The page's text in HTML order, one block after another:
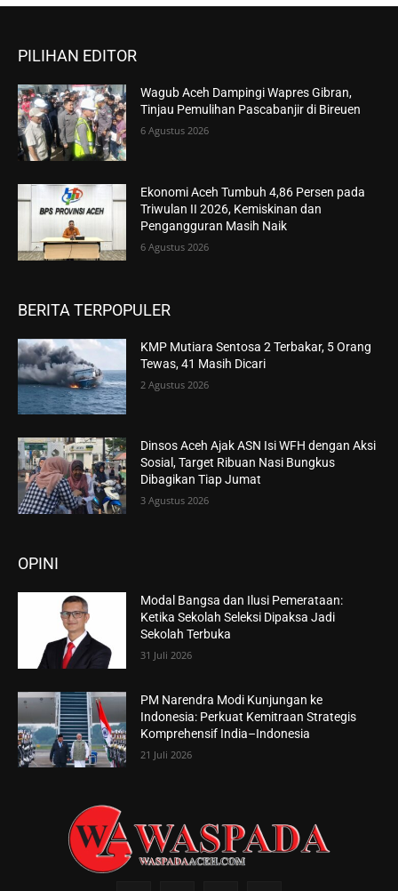
PILIHAN EDITOR
Wagub Aceh Dampingi Wapres Gibran,
Tinjau Pemulihan Pascabanjir di Bireuen
6 Agustus 2026
Ekonomi Aceh Tumbuh 4,86 Persen pada
Triwulan II 2026, Kemiskinan dan
Pengangguran Masih Naik
6 Agustus 2026
BERITA TERPOPULER
KMP Mutiara Sentosa 2 Terbakar, 5 Orang
Tewas, 41 Masih Dicari
2 Agustus 2026
Dinsos Aceh Ajak ASN Isi WFH dengan Aksi
Sosial, Target Ribuan Nasi Bungkus
Dibagikan Tiap Jumat
3 Agustus 2026
OPINI
Modal Bangsa dan Ilusi Pemerataan:
Ketika Sekolah Seleksi Dipaksa Jadi
Sekolah Terbuka
31 Juli 2026
PM Narendra Modi Kunjungan ke
Indonesia: Perkuat Kemitraan Strategis
Komprehensif India–Indonesia
21 Juli 2026